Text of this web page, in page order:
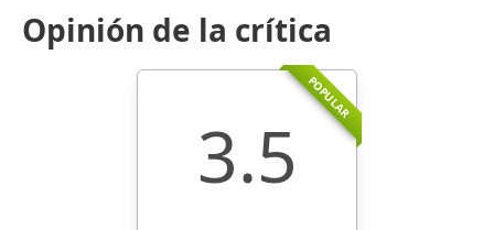
Opinión de la crítica
POPULAR
3.5